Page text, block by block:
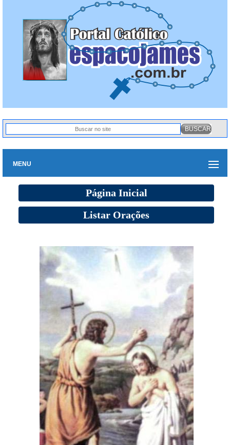
MENU
Página Inicial
Listar Orações